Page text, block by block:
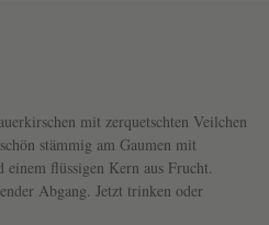
U
T
-
B
mit zerquetschten Veilchen
stämmig am Gaumen mit
flüssigen Kern aus Frucht.
Abgang. Jetzt trinken oder